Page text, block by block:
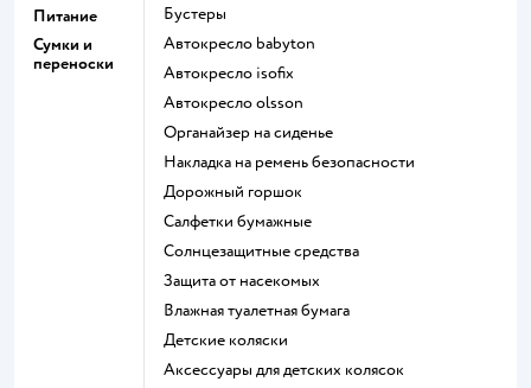
Питание
Сумки и
переноски
Бустеры
Автокресло babyton
Автокресло isofix
Автокресло olsson
Органайзер на сиденье
Накладка на ремень безопасности
Дорожный горшок
Салфетки бумажные
Солнцезащитные средства
Защита от насекомых
Влажная туалетная бумага
Детские коляски
Аксессуары для детских колясок